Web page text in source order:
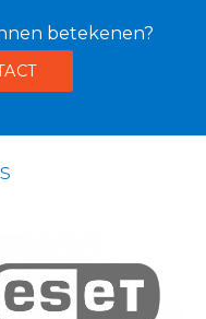
betekenen?